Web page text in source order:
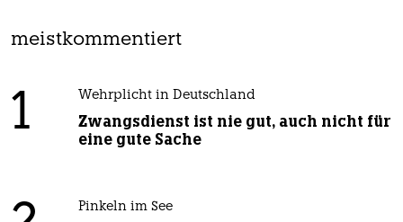
meistkommentiert
1 Wehrplicht in Deutschland
Zwangsdienst ist nie gut, auch nicht für
eine gute Sache
Pinkeln im See